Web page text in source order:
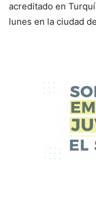
acreditado en
lunes en la ciudad